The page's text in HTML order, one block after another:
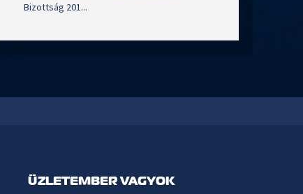
Bizottság 201...
ÜZLETEMBER VAGYOK